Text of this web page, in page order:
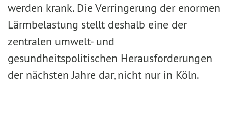
werden krank. Die Verringerung der enormen
Lärmbelastung stellt deshalb eine der
zentralen umwelt- und
gesundheitspolitischen Herausforderungen
der nächsten Jahre dar, nicht nur in Köln.